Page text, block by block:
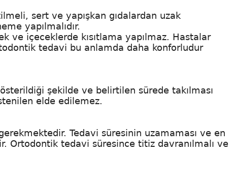
sert ve yapışkan gıdalardan uzak
yapılmalıdır.
ve içeceklerde kısıtlama yapılmaz. Hastalar
tedavi bu anlamda daha konforludur
şekilde ve belirtilen sürede takılması
elde edilemez.
Tedavi süresinin uzamaması ve en
Ortodontik tedavi süresince titiz davranılmalı ve